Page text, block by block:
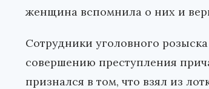
женщина вспомнила о них и
Сотрудники уголовного
совершению преступления
признался в том, что взял из